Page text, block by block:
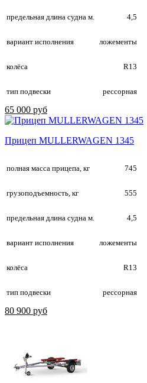
предельная длина судна м. 4,5
вариант исполнения ложементы
колёса R13
тип подвески рессорная
65 000 руб
Прицеп MULLERWAGEN 1345
полная масса прицепа, кг 745
грузоподъемность, кг 555
предельная длина судна м. 4,5
вариант исполнения ложементы
колёса R13
тип подвески рессорная
80 900 руб